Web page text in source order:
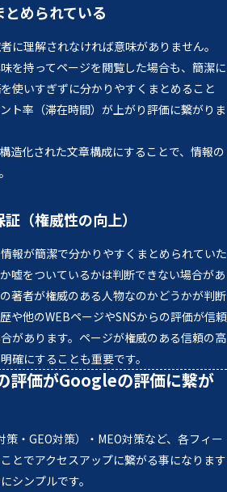
められている
に理解されなければ意味がありません。
を持ってページを閲覧した場合も、簡潔に
使いすぎずに分かりやすくまとめること
ト率（滞在時間）が上がり評価に繋がりま
造化された文章構成にすることで、情報の
（権威性の向上）
報が簡潔で分かりやすくまとめられていた
嘘をついているかは判断できない場合があ
著者が権威のある人物なのかどうかが判断
や他のWEBページやSNSからの評価が信頼
があります。ページが権威のある信頼の高
確にすることも重要です。
評価がGoogleの評価に繋が
策・GEO対策）・MEO対策など、各フィー
とでアクセスアップに繋がる事になります
シンプルです。